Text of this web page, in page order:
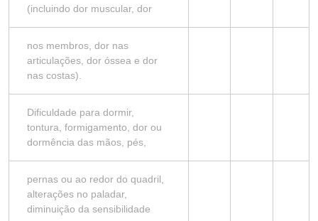
(incluindo dor muscular, dor
nos membros, dor nas
articulações, dor óssea e dor
nas costas).
Dificuldade para dormir,
tontura, formigamento, dor ou
dormência das mãos, pés,
pernas ou ao redor do quadril,
alterações no paladar,
diminuição da sensibilidade